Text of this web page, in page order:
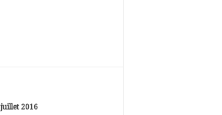
juillet 2016